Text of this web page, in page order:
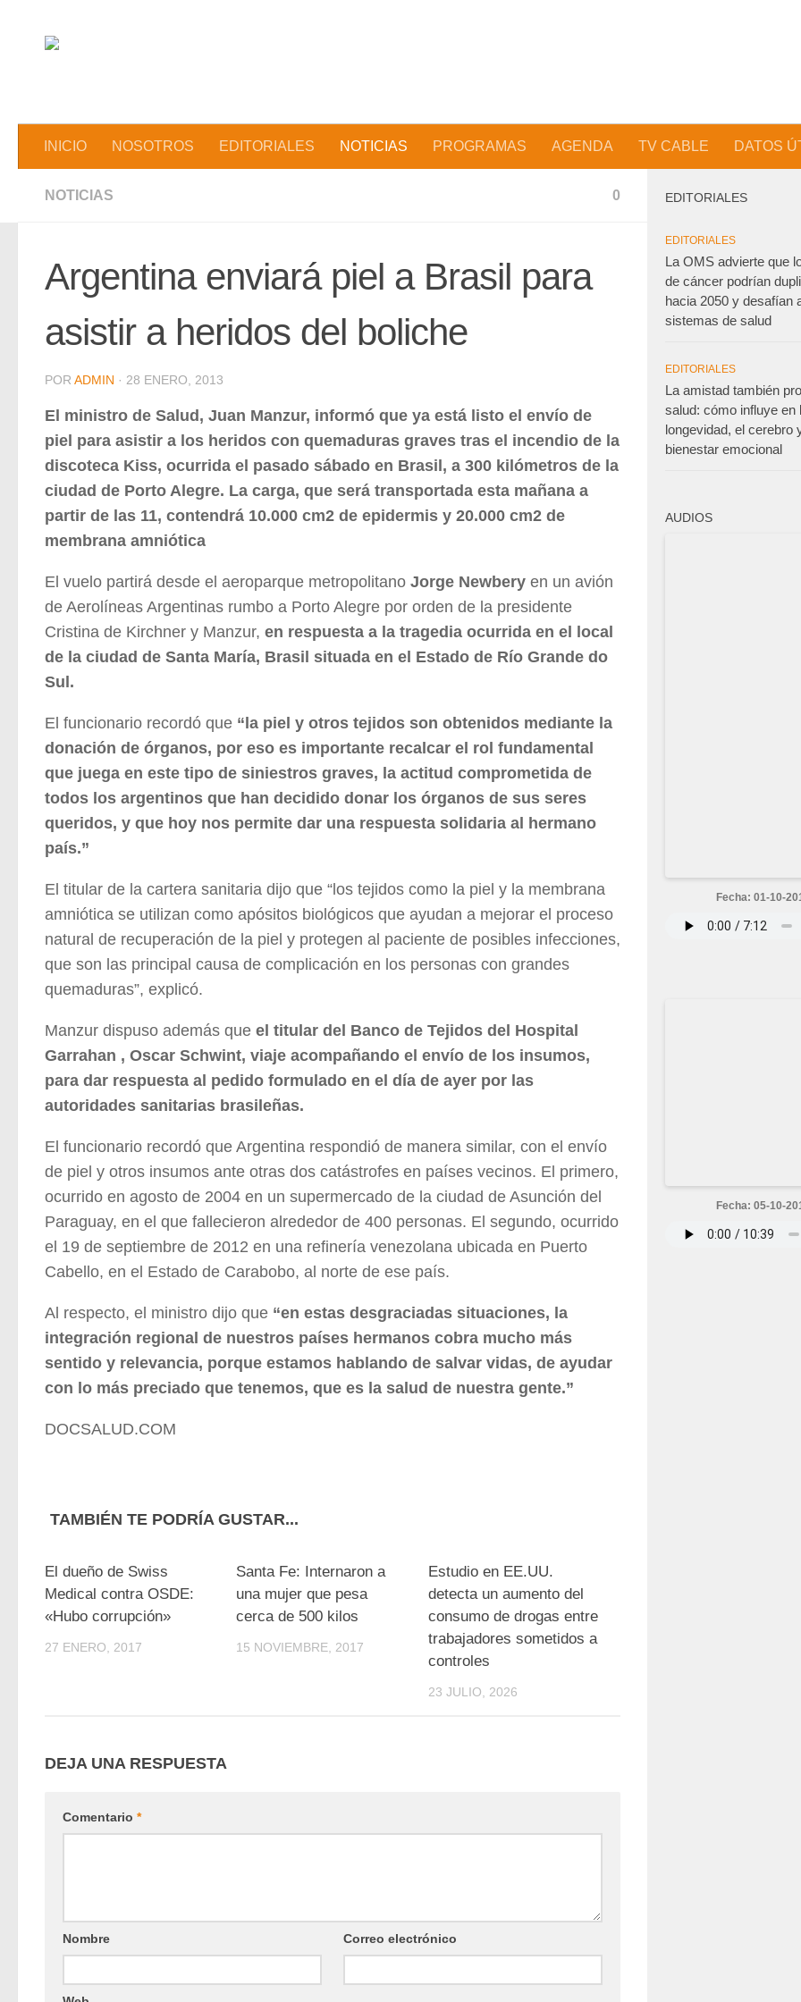
INICIO NOSOTROS EDITORIALES NOTICIAS PROGRAMAS AGENDA TV CABLE DATOS
NOTICIAS 0
Argentina enviará piel a Brasil para
asistir a heridos del boliche
POR ADMIN · 28 ENERO, 2013
El ministro de Salud, Juan Manzur, informó que ya está listo el envío de
piel para asistir a los heridos con quemaduras graves tras el incendio de la
discoteca Kiss, ocurrida el pasado sábado en Brasil, a 300 kilómetros de la
ciudad de Porto Alegre. La carga, que será transportada esta mañana a
partir de las 11, contendrá 10.000 cm2 de epidermis y 20.000 cm2 de
membrana amniótica
El vuelo partirá desde el aeroparque metropolitano Jorge Newbery en un avión
de Aerolíneas Argentinas rumbo a Porto Alegre por orden de la presidente
Cristina de Kirchner y Manzur, en respuesta a la tragedia ocurrida en el local
de la ciudad de Santa María, Brasil situada en el Estado de Río Grande do
Sul.
El funcionario recordó que “la piel y otros tejidos son obtenidos mediante la
donación de órganos, por eso es importante recalcar el rol fundamental
que juega en este tipo de siniestros graves, la actitud comprometida de
todos los argentinos que han decidido donar los órganos de sus seres
queridos, y que hoy nos permite dar una respuesta solidaria al hermano
país.”
El titular de la cartera sanitaria dijo que “los tejidos como la piel y la membrana
amniótica se utilizan como apósitos biológicos que ayudan a mejorar el proceso
natural de recuperación de la piel y protegen al paciente de posibles infecciones,
que son las principal causa de complicación en los personas con grandes
quemaduras”, explicó.
Manzur dispuso además que el titular del Banco de Tejidos del Hospital
Garrahan , Oscar Schwint, viaje acompañando el envío de los insumos,
para dar respuesta al pedido formulado en el día de ayer por las
autoridades sanitarias brasileñas.
El funcionario recordó que Argentina respondió de manera similar, con el envío
de piel y otros insumos ante otras dos catástrofes en países vecinos. El primero,
ocurrido en agosto de 2004 en un supermercado de la ciudad de Asunción del
Paraguay, en el que fallecieron alrededor de 400 personas. El segundo, ocurrido
el 19 de septiembre de 2012 en una refinería venezolana ubicada en Puerto
Cabello, en el Estado de Carabobo, al norte de ese país.
Al respecto, el ministro dijo que “en estas desgraciadas situaciones, la
integración regional de nuestros países hermanos cobra mucho más
sentido y relevancia, porque estamos hablando de salvar vidas, de ayudar
con lo más preciado que tenemos, que es la salud de nuestra gente.”
DOCSALUD.COM
TAMBIÉN TE PODRÍA GUSTAR...
El dueño de Swiss
Medical contra OSDE:
«Hubo corrupción»
27 ENERO, 2017
Santa Fe: Internaron a
una mujer que pesa
cerca de 500 kilos
15 NOVIEMBRE, 2017
Estudio en EE.UU.
detecta un aumento del
consumo de drogas entre
trabajadores sometidos a
controles
23 JULIO, 2026
DEJA UNA RESPUESTA
Comentario *
Nombre Correo electrónico
EDITORIALES
EDITORIALES
La OMS advierte que
de cáncer podrían
hacia 2050 y desafían
sistemas de salud
EDITORIALES
La amistad también
salud: cómo influye en
longevidad, el cerebro
bienestar emocional
AUDIOS
Fecha: 01-10-
Fecha: 05-10-